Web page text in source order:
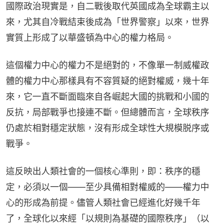
國際政治現實是，自二戰後取代英國成為全球霸主以
來，尤其自冷戰結束後成為「世界警察」以來，世界
實質上形成了以華盛頓為中心的權力格局。
這個權力中心的權力不是絕對的，不像單一制威權政
體的權力中心那樣具有不容質疑的絕對權威，幾十年
來，它一直不斷面臨來自各崛起大國的挑戰和小國的
反抗，局部戰爭也接連不斷。但總體而言，全球秩序
仍處於相對穩定狀態，沒有形成全球性大規模脱序或
戰爭。
這反映出人類社會的一個核心準則，即：秩序的穩
定，必須以一個——至少具備相對權威的——權力中
心的形成為前提。儘管人類社會已經進化好幾千年
了，全球化以來經「以規則為基礎的國際秩序」（以